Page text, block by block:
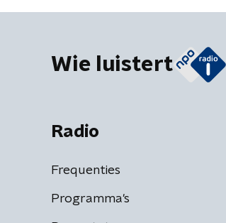
Wie luistert
Radio
Frequenties
Programma's